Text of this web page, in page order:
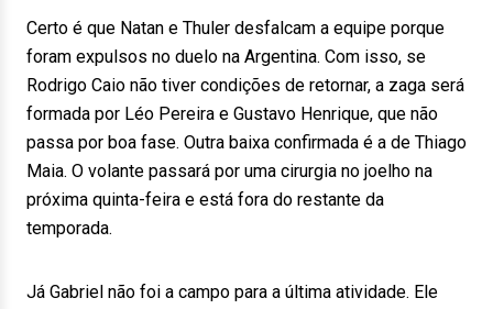
Certo é que Natan e Thuler desfalcam a equipe porque
foram expulsos no duelo na Argentina. Com isso, se
Rodrigo Caio não tiver condições de retornar, a zaga será
formada por Léo Pereira e Gustavo Henrique, que não
passa por boa fase. Outra baixa confirmada é a de Thiago
Maia. O volante passará por uma cirurgia no joelho na
próxima quinta-feira e está fora do restante da
temporada.
Já Gabriel não foi a campo para a última atividade. Ele